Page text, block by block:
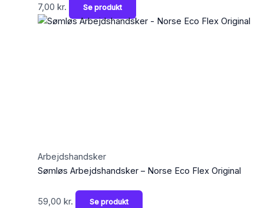
7,00 kr. Se produkt
Arbejdshandsker
Sømløs Arbejdshandsker – Norse Eco Flex Original
59,00 kr. Se produkt